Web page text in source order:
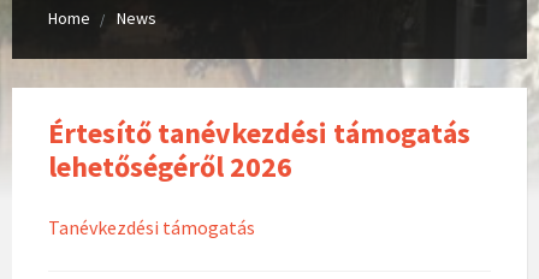
Home News
Értesítő tanévkezdési támogatás
lehetőségéről 2026
Tanévkezdési támogatás